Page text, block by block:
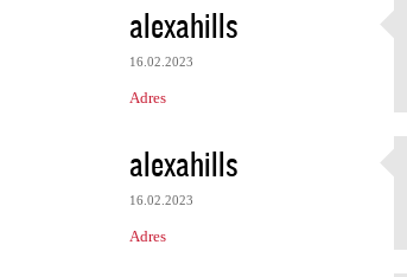
alexahills
16.02.2023
Adres
alexahills
16.02.2023
Adres